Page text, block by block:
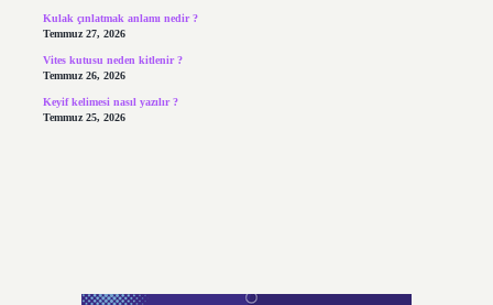
Kulak çınlatmak anlamı nedir ?
Temmuz 27, 2026
Vites kutusu neden kitlenir ?
Temmuz 26, 2026
Keyif kelimesi nasıl yazılır ?
Temmuz 25, 2026